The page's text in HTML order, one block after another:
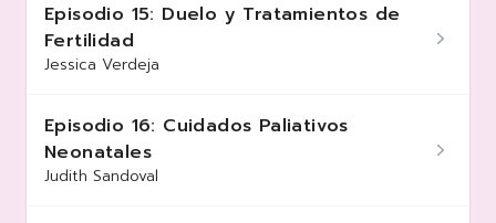
Episodio 15: Duelo y Tratamientos de
Fertilidad
Jessica Verdeja
Episodio 16: Cuidados Paliativos
Neonatales
Judith Sandoval